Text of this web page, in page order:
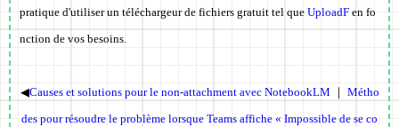
pratique d'utiliser un téléchargeur de fichiers gratuit tel que UploadF en fo
nction de vos besoins.
◀Causes et solutions pour le non-attachment avec NotebookLM ｜ Métho
des pour résoudre le problème lorsque Teams affiche « Impossible de se co